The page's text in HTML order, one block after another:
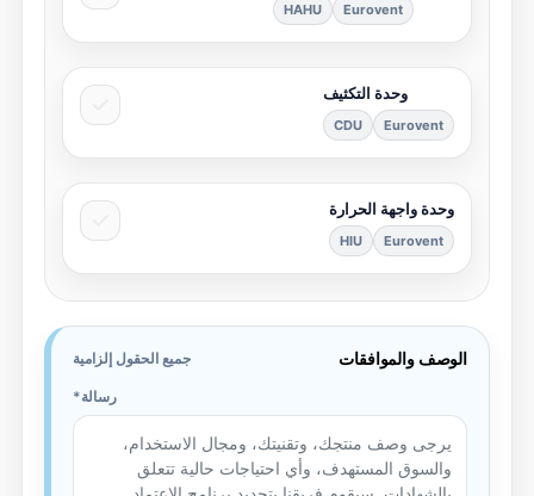
Eurovent
HAHU
وحدة التكثيف
Eurovent
CDU
وحدة واجهة الحرارة
Eurovent
HIU
الوصف والموافقات جميع الحقول إلزامية